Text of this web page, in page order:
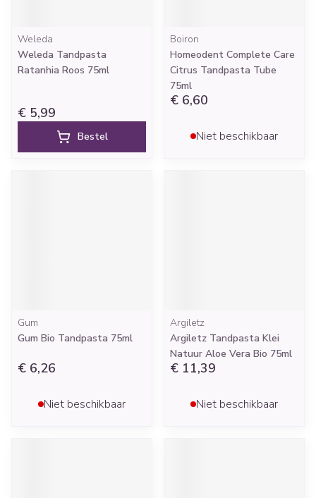
Weleda
Weleda Tandpasta
Ratanhia Roos 75ml
€ 5,99
Bestel
Boiron
Homeodent Complete Care
Citrus Tandpasta Tube
75ml
€ 6,60
Niet beschikbaar
Gum
Gum Bio Tandpasta 75ml
€ 6,26
Niet beschikbaar
Argiletz
Argiletz Tandpasta Klei
Natuur Aloe Vera Bio 75ml
€ 11,39
Niet beschikbaar